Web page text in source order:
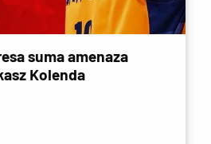
suma amenaza
Kolenda